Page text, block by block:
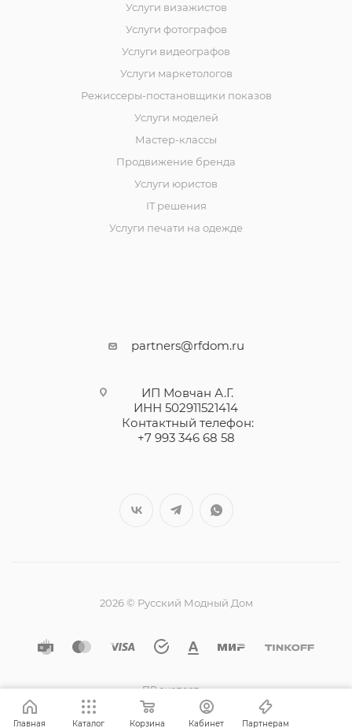
Главная Каталог Корзина Кабинет Партнерам
Услуги визажистов
Услуги фотографов
Услуги видеографов
Услуги маркетологов
Режиссеры-постановщики показов
Услуги моделей
Мастер-классы
Продвижение бренда
Услуги юристов
IT решения
Услуги печати на одежде
partners@rfdom.ru
ИП Мовчан А.Г.
ИНН 502911521414
Контактный телефон:
+7 993 346 68 58
2026 © Русский Модный Дом
ПР эксперт